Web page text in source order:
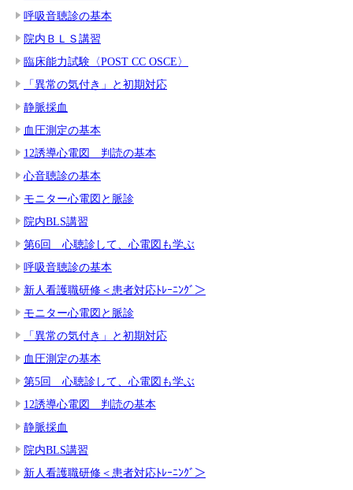
呼吸音聴診の基本
院内ＢＬＳ講習
臨床能力試験〈POST CC OSCE〉
「異常の気付き」と初期対応
静脈採血
血圧測定の基本
12誘導心電図 判読の基本
心音聴診の基本
モニター心電図と脈診
院内BLS講習
第6回 心聴診して、心電図も学ぶ
呼吸音聴診の基本
新人看護職研修＜患者対応ﾄﾚｰﾆﾝｸﾞ＞
モニター心電図と脈診
「異常の気付き」と初期対応
血圧測定の基本
第5回 心聴診して、心電図も学ぶ
12誘導心電図 判読の基本
静脈採血
院内BLS講習
新人看護職研修＜患者対応ﾄﾚｰﾆﾝｸﾞ＞